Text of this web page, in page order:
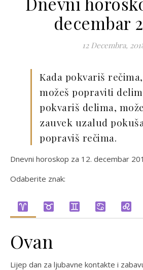
decembar
12 Decembra,
Kada pokvariš
možeš popraviti
pokvariš delima,
zauvek uzalud
popraviš rečima.
Dnevni horoskop za 12. decembar
Odaberite znak:
Ovan
Lijep dan za ljubavne kontakte i